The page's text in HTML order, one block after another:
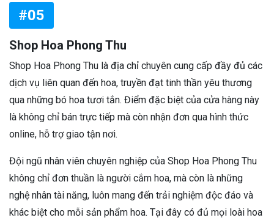
#05
Shop Hoa Phong Thu
Shop Hoa Phong Thu là địa chỉ chuyên cung cấp đầy đủ các
dịch vụ liên quan đến hoa, truyền đạt tinh thần yêu thương
qua những bó hoa tươi tắn. Điểm đặc biệt của cửa hàng này
là không chỉ bán trực tiếp mà còn nhận đơn qua hình thức
online, hỗ trợ giao tận nơi.
Đội ngũ nhân viên chuyên nghiệp của Shop Hoa Phong Thu
không chỉ đơn thuần là người cắm hoa, mà còn là những
nghệ nhân tài năng, luôn mang đến trải nghiệm độc đáo và
khác biệt cho mỗi sản phẩm hoa. Tại đây có đủ mọi loài hoa